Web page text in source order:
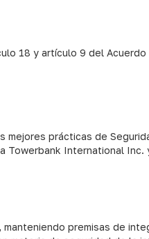
18 y artículo 9 del Acuerdo
mejores prácticas de
International Inc.
premisas de